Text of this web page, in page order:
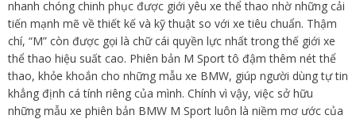
nhanh chóng chinh phục được giới yêu xe thể thao nhờ những cải
tiến mạnh mẽ về thiết kế và kỹ thuật so với xe tiêu chuẩn. Thậm
chí, “M” còn được gọi là chữ cái quyền lực nhất trong thế giới xe
thể thao hiệu suất cao. Phiên bản M Sport tô đậm thêm nét thể
thao, khỏe khoắn cho những mẫu xe BMW, giúp người dùng tự tin
khẳng định cá tính riêng của mình. Chính vì vậy, việc sở hữu
những mẫu xe phiên bản BMW M Sport luôn là niềm mơ ước của